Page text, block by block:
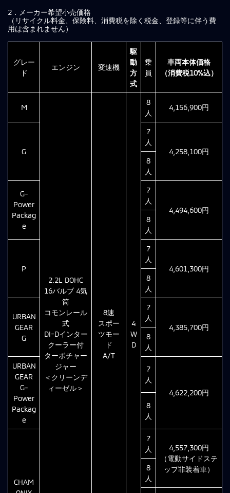
2．メーカー希望小売価格
（リサイクル料金、保険料、消費税を除く税金、登録等に伴う費
用は含まれません）
グレー
ド
エンジン 変速機
駆
動
方
式
乗
員
車両本体価格
（消費税10%込）
M
2.2L DOHC
16バルブ 4気
筒
コモンレール
式
DI-Dインター
クーラー付
ターボチャー
ジャー
＜クリーンデ
ィーゼル＞
8速
スポー
ツモー
ド
A/T
4
W
D
8
人
4,156,900円
G
7
人
4,258,100円
8
人
G-
Power
Packag
e
7
人
4,494,600円
8
人
P
7
人
4,601,300円
8
人
URBAN
GEAR
G
7
人
4,385,700円
8
人
URBAN
GEAR
G-
Power
Packag
e
7
人
4,622,200円
8
人
CHAM
7
人
4,557,300円
（電動サイドステ
ップ非装着車）
8
人